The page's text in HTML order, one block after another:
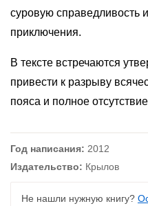
суровую справедливость
приключения.
В тексте встречаются
привести к разрыву
пояса и полное
Год написания: 2012
Издательство: Крылов
Не нашли нужную книгу?